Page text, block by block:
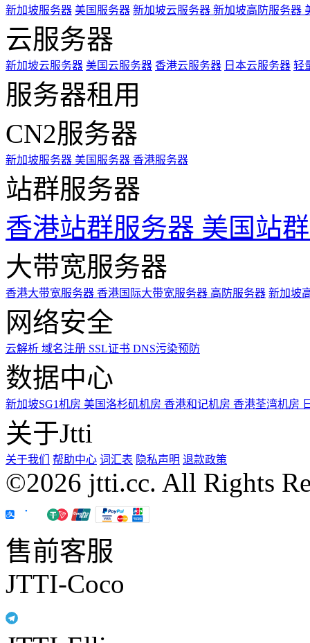
新加坡服务器 美国服务器 新加坡云服务器 新加坡高防服务器
云服务器
新加坡云服务器 美国云服务器 香港云服务器 日本云服务器 轻
服务器租用
CN2服务器
新加坡服务器 美国服务器 香港服务器
站群服务器
香港站群服务器 美国站
大带宽服务器
香港大带宽服务器 香港国际大带宽服务器 高防服务器 新加坡
网络安全
云解析 域名注册 SSL证书 DNS污染预防
数据中心
新加坡SG1机房 美国洛杉矶机房 香港和记机房 香港荃湾机房
关于Jtti
关于我们 帮助中心 词汇表 隐私声明 退款政策
©2026 jtti.cc. All Rights
售前客服
JTTI-Coco